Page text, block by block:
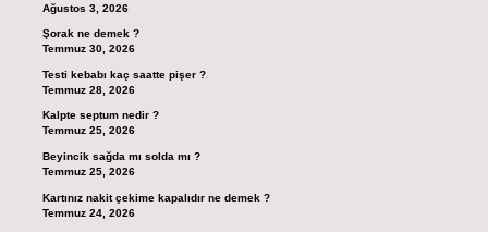
Ağustos 3, 2026
Şorak ne demek ?
Temmuz 30, 2026
Testi kebabı kaç saatte pişer ?
Temmuz 28, 2026
Kalpte septum nedir ?
Temmuz 25, 2026
Beyincik sağda mı solda mı ?
Temmuz 25, 2026
Kartınız nakit çekime kapalıdır ne demek ?
Temmuz 24, 2026